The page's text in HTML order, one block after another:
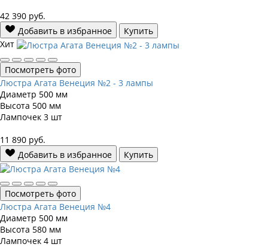
42 390 руб.
Добавить в избранное
Купить
Хит
Посмотреть фото
Люстра Агата Венеция №2 - 3 лампы
Диаметр 500 мм
Высота 500 мм
Лампочек 3 шт
11 890 руб.
Добавить в избранное
Купить
Посмотреть фото
Люстра Агата Венеция №4
Диаметр 500 мм
Высота 580 мм
Лампочек 4 шт